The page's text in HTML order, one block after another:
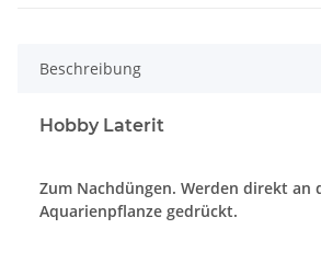
Beschreibung
Hobby Laterit
Zum Nachdüngen. Werden direkt an
Aquarienpflanze gedrückt.